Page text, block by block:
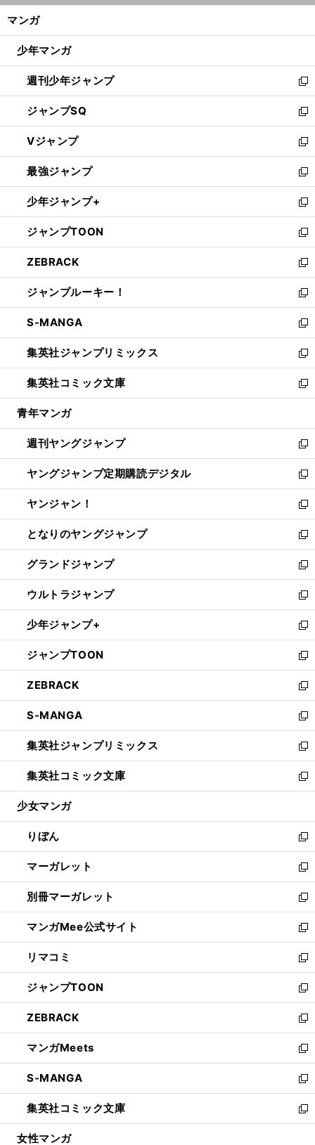
ン
ウ
開
く
マンガ
少年マンガ
週刊少年ジャンプ
新
し
い
ウ
ィ
ン
ド
ウ
で
開
く
ジャンプSQ
新
し
い
ウ
ィ
ン
ド
ウ
で
開
く
Vジャンプ
新
し
い
ウ
ィ
ン
ド
ウ
で
開
く
最強ジャンプ
新
し
い
ウ
ィ
ン
ド
ウ
で
開
く
少年ジャンプ+
新
し
い
ウ
ィ
ン
ド
ウ
で
開
く
ジャンプTOON
新
し
い
ウ
ィ
ン
ド
ウ
で
開
く
ZEBRACK
新
し
い
ウ
ィ
ン
ド
ウ
で
開
ジャンプルーキー！
新
し
い
ウ
ィ
ン
ド
ウ
開
く
S-MANGA
新
し
い
ウ
ィ
ン
ウ
で
開
く
集英社ジャンプリミックス
新
し
い
ウ
ン
ド
ウ
で
開
く
集英社コミック文庫
新
し
ウ
ィ
ン
ド
ウ
で
開
く
青年マンガ
週刊ヤングジャンプ
新
し
い
ウ
ィ
ン
ド
ウ
で
開
く
ヤングジャンプ定期購読デジタル
新
し
い
ウ
ィ
ン
ド
ウ
で
開
く
ヤンジャン！
新
し
い
ウ
ィ
ン
ド
ウ
で
開
く
となりのヤングジャンプ
新
し
い
ウ
ィ
ン
ド
ウ
で
開
く
グランドジャンプ
新
し
い
ウ
ィ
ン
ド
ウ
で
開
く
ウルトラジャンプ
新
し
い
ウ
ィ
ン
ド
ウ
で
開
く
少年ジャンプ+
新
し
い
ウ
ィ
ン
ド
ウ
で
開
く
ジャンプTOON
新
し
い
ウ
ィ
ン
ド
ウ
で
開
ZEBRACK
新
し
い
ウ
ィ
ン
ド
ウ
開
く
S-MANGA
新
し
い
ウ
ィ
ン
ウ
で
開
く
集英社ジャンプリミックス
新
し
い
ウ
ン
ド
ウ
で
開
く
集英社コミック文庫
新
し
ウ
ィ
ン
ド
ウ
で
開
く
少女マンガ
りぼん
新
し
い
ウ
ィ
ン
ド
ウ
で
開
く
マーガレット
新
し
い
ウ
ィ
ン
ド
ウ
で
開
く
別冊マーガレット
新
し
い
ウ
ィ
ン
ド
ウ
で
開
く
マンガMee公式サイト
新
し
い
ウ
ィ
ン
ド
ウ
で
開
く
リマコミ
新
し
い
ウ
ィ
ン
ド
ウ
で
開
く
ジャンプTOON
新
し
い
ウ
ィ
ン
ド
ウ
で
開
ZEBRACK
新
し
い
ウ
ィ
ン
ド
ウ
マンガMeets
新
し
い
ウ
ィ
ン
S-MANGA
新
し
い
ウ
集英社コミック文庫
新
し
女性マンガ